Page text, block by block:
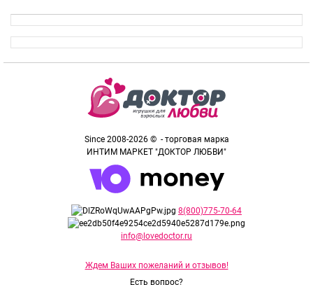
Since 2008-2026 © - торговая марка
ИНТИМ МАРКЕТ "ДОКТОР ЛЮБВИ"
8(800)775-70-64
info@lovedoctor.ru
Ждем Ваших пожеланий и отзывов!
Есть вопрос?